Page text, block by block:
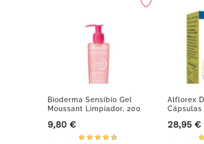
Bioderma Sensibio Gel
Moussant Limpiador, 200
Precio
9,80 €
Alflorex
Cápsulas
Precio
28,95 €